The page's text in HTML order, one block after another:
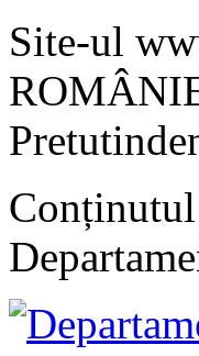
Site-ul